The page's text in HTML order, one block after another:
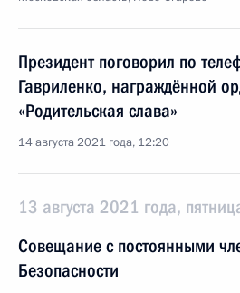
Президент поговорил по
Гавриленко, награждённой
«Родительская слава»
14 августа 2021 года, 12:20
13 августа 2021 года,
Совещание с постоянными
Безопасности